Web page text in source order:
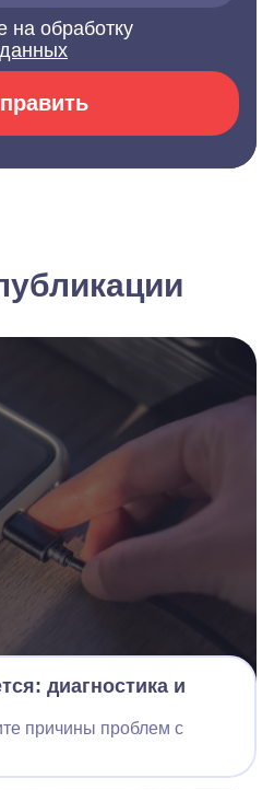
на обработку
диагностика и
причины проблем с